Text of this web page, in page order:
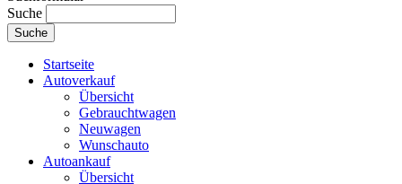
Suche
Startseite
Autoverkauf
Übersicht
Gebrauchtwagen
Neuwagen
Wunschauto
Autoankauf
Übersicht